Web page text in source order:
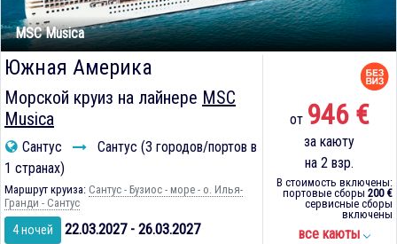
MSC Musica
Южная Америка
Морской круиз на лайнере MSC
Musica
Сантус
Сантус (3 городов/портов в
1 странах)
Маршрут круиза: Сантус - Бузиос - море - о. Илья-
Гранди - Сантус
4 ночей 22.03.2027 - 26.03.2027
от 946 €
за каюту
на 2 взр.
В стоимость включены:
портовые сборы 200 €
сервисные сборы
включены
все каюты